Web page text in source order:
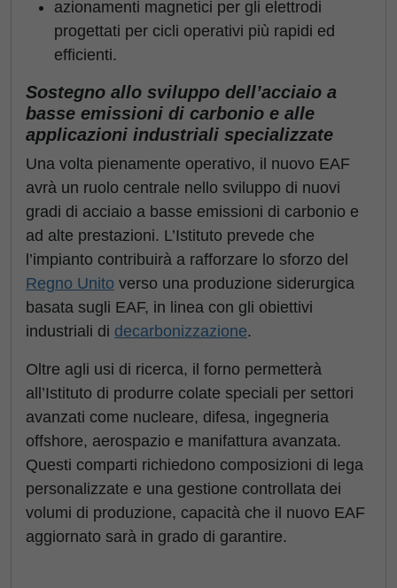
azionamenti magnetici per gli elettrodi
progettati per cicli operativi più rapidi ed
efficienti.
Sostegno allo sviluppo dell’acciaio a
basse emissioni di carbonio e alle
applicazioni industriali specializzate
Una volta pienamente operativo, il nuovo EAF
avrà un ruolo centrale nello sviluppo di nuovi
gradi di acciaio a basse emissioni di carbonio e
ad alte prestazioni. L’Istituto prevede che
l’impianto contribuirà a rafforzare lo sforzo del
Regno Unito verso una produzione siderurgica
basata sugli EAF, in linea con gli obiettivi
industriali di decarbonizzazione.
Oltre agli usi di ricerca, il forno permetterà
all’Istituto di produrre colate speciali per settori
avanzati come nucleare, difesa, ingegneria
offshore, aerospazio e manifattura avanzata.
Questi comparti richiedono composizioni di lega
personalizzate e una gestione controllata dei
volumi di produzione, capacità che il nuovo EAF
aggiornato sarà in grado di garantire.